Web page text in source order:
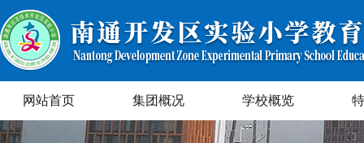
网站首页 集团概况 学校概览